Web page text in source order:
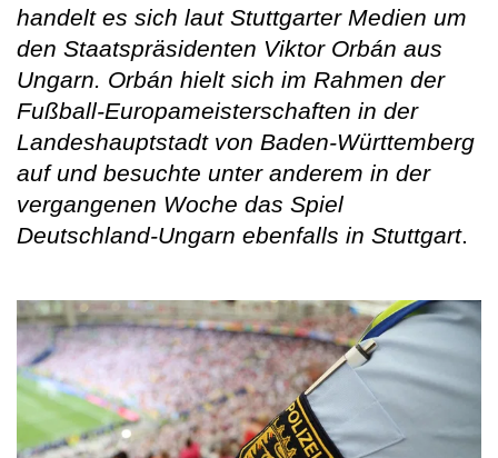
handelt es sich laut Stuttgarter Medien um
den Staatspräsidenten Viktor Orbán aus
Ungarn. Orbán hielt sich im Rahmen der
Fußball-Europameisterschaften in der
Landeshauptstadt von Baden-Württemberg
auf und besuchte unter anderem in der
vergangenen Woche das Spiel
Deutschland-Ungarn ebenfalls in Stuttgart.